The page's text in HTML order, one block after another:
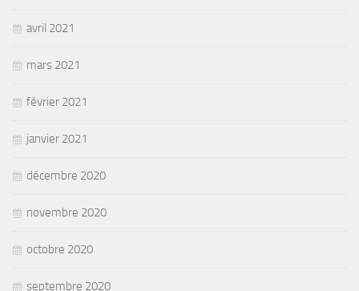
avril 2021
mars 2021
février 2021
janvier 2021
décembre 2020
novembre 2020
octobre 2020
septembre 2020